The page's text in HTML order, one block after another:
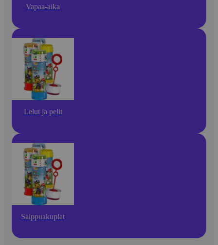
Vapaa-aika
Lelut ja pelit
Saippuakuplat